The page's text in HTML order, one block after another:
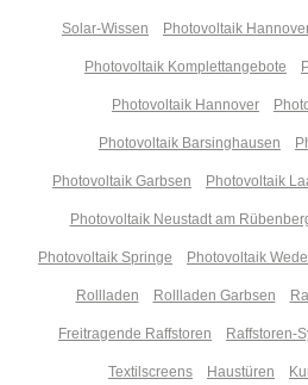
Solar-Wissen Photovoltaik
Photovoltaik Komplettangebote
Photovoltaik Hannover
Photovoltaik Barsinghausen
Photovoltaik Garbsen Photovoltaik
Photovoltaik Neustadt am
Photovoltaik Springe Photovoltaik
Rollladen Rollladen Garbsen
Freitragende Raffstoren Raffstoren-
Textilscreens Haustüren